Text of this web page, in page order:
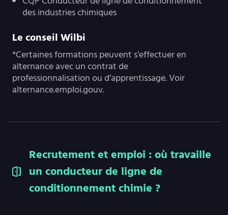
des industries chimiques
Le conseil Wilbi
*Certaines formations peuvent s’effectuer en
alternance avec un contrat de
professionnalisation ou d’apprentissage. Voir
alternance.emploi.gouv.
Recrutement et emploi : où travaille
un conducteur de ligne de
conditionnement chimie ?